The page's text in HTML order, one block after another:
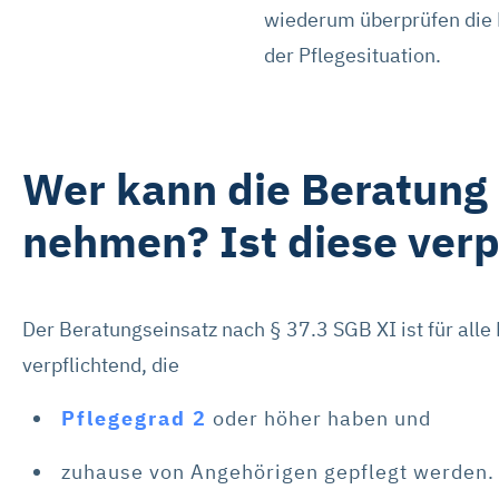
Mit „Alle Cookies
„Auswahl erlauben“ können
wiederum überprüfen die
der Pflegesituation.
Wer kann die
nehmen? Ist diese
Der Beratungseinsatz nach § 37.3 SGB XI ist für
verpflichtend, die
Pflegegrad 2 oder höher haben und
zuhause von Angehörigen gepflegt werden.